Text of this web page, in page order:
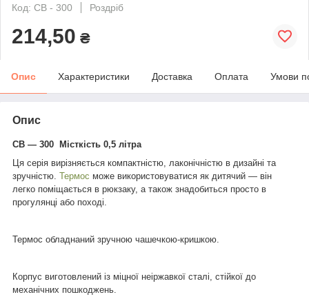
Код: CB - 300
Роздріб
214,50 ₴
Опис Характеристики Доставка Оплата Умови
Опис
СВ — 300 Місткість 0,5 літра
Ця серія вирізняється компактністю, лаконічністю в дизайні та
зручністю. Термос може використовуватися як дитячий — він
легко поміщається в рюкзаку, а також знадобиться просто в
прогулянці або поході.
Термос обладнаний зручною чашечкою-кришкою.
Корпус виготовлений із міцної неіржавкої сталі, стійкої до
механічних пошкоджень.